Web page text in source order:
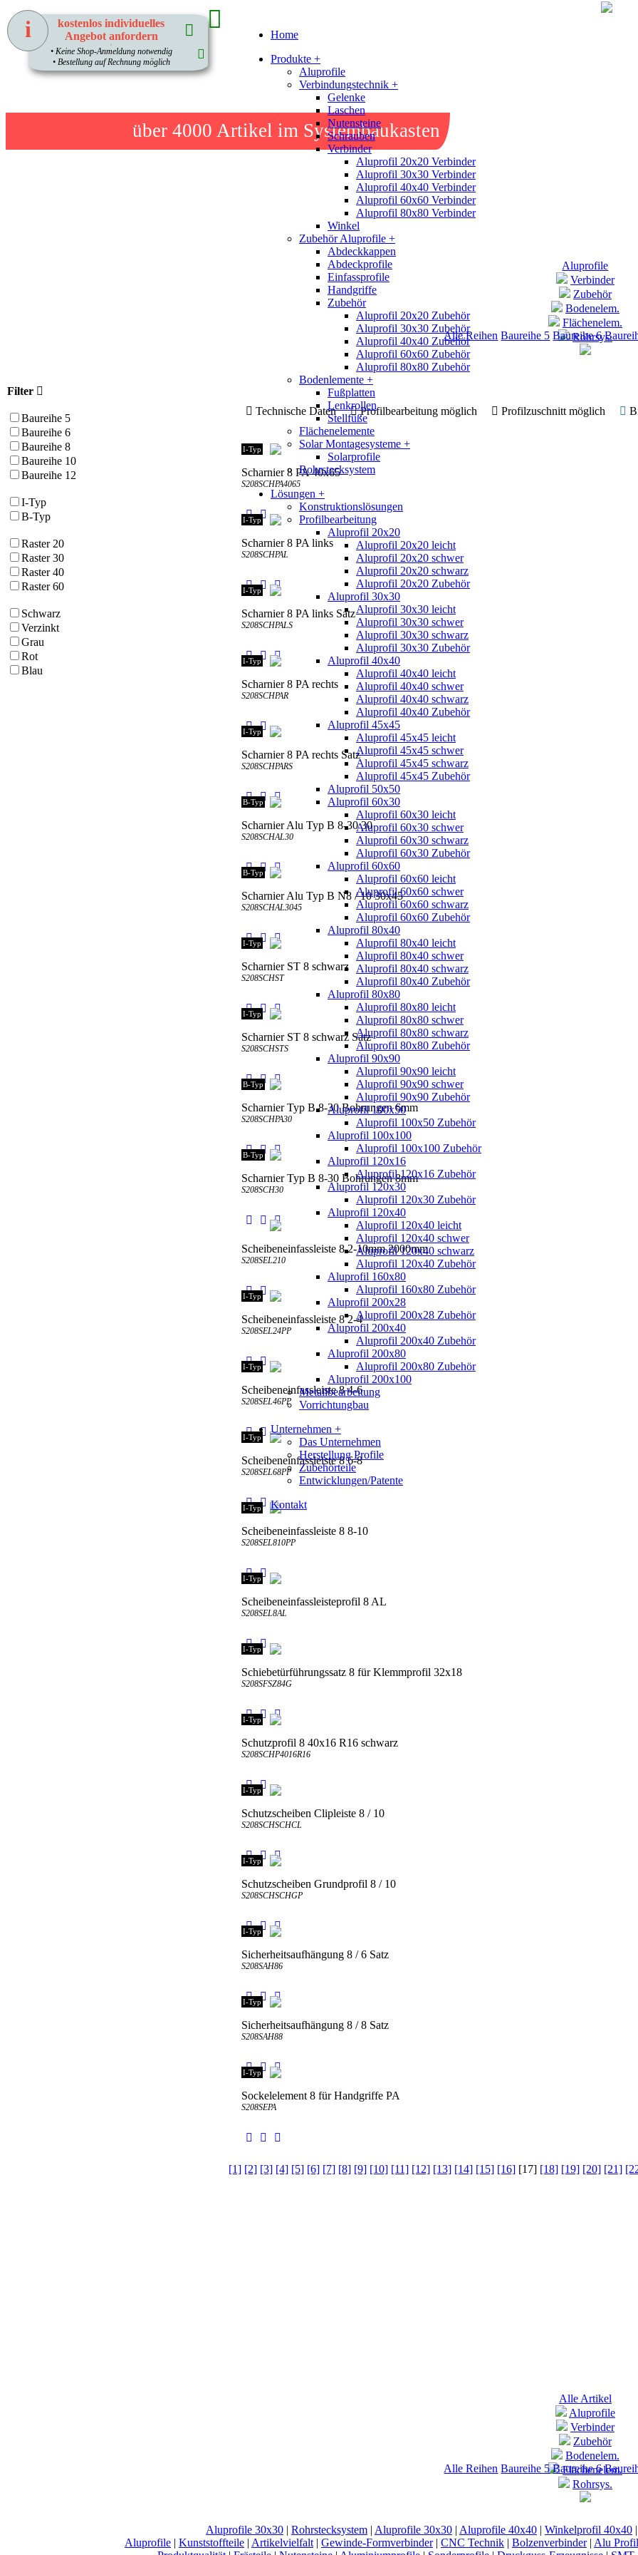
über 4000 Artikel im Systembaukasten
Home
Produkte +
Aluprofile
Verbindungstechnik +
Gelenke
Laschen
Nutensteine
Schrauben
Verbinder
Aluprofil 20x20 Verbinder
Aluprofil 30x30 Verbinder
Aluprofil 40x40 Verbinder
Aluprofil 60x60 Verbinder
Aluprofil 80x80 Verbinder
Winkel
Zubehör Aluprofile +
Abdeckkappen
Abdeckprofile
Einfassprofile
Handgriffe
Zubehör
Aluprofil 20x20 Zubehör
Aluprofil 30x30 Zubehör
Aluprofil 40x40 Zubehör
Aluprofil 60x60 Zubehör
Aluprofil 80x80 Zubehör
Bodenlemente +
Fußplatten
Lenkrollen
Stellfüße
Flächenelemente
Solar Montagesysteme +
Solarprofile
Rohrstecksystem
Lösungen +
Konstruktionslösungen
Profilbearbeitung
Aluprofil 20x20
Aluprofil 20x20 leicht
Aluprofil 20x20 schwer
Aluprofil 20x20 schwarz
Aluprofil 20x20 Zubehör
Aluprofil 30x30
Aluprofil 30x30 leicht
Aluprofil 30x30 schwer
Aluprofil 30x30 schwarz
Aluprofil 30x30 Zubehör
Aluprofil 40x40
Aluprofil 40x40 leicht
Aluprofil 40x40 schwer
Aluprofil 40x40 schwarz
Aluprofil 40x40 Zubehör
Aluprofil 45x45
Aluprofil 45x45 leicht
Aluprofil 45x45 schwer
Aluprofil 45x45 schwarz
Aluprofil 45x45 Zubehör
Aluprofil 50x50
Aluprofil 60x30
Aluprofil 60x30 leicht
Aluprofil 60x30 schwer
Aluprofil 60x30 schwarz
Aluprofil 60x30 Zubehör
Aluprofil 60x60
Aluprofil 60x60 leicht
Aluprofil 60x60 schwer
Aluprofil 60x60 schwarz
Aluprofil 60x60 Zubehör
Aluprofil 80x40
Aluprofil 80x40 leicht
Aluprofil 80x40 schwer
Aluprofil 80x40 schwarz
Aluprofil 80x40 Zubehör
Aluprofil 80x80
Aluprofil 80x80 leicht
Aluprofil 80x80 schwer
Aluprofil 80x80 schwarz
Aluprofil 80x80 Zubehör
Aluprofil 90x90
Aluprofil 90x90 leicht
Aluprofil 90x90 schwer
Aluprofil 90x90 Zubehör
Aluprofil 100x50
Aluprofil 100x50 Zubehör
Aluprofil 100x100
Aluprofil 100x100 Zubehör
Aluprofil 120x16
Aluprofil 120x16 Zubehör
Aluprofil 120x30
Aluprofil 120x30 Zubehör
Aluprofil 120x40
Aluprofil 120x40 leicht
Aluprofil 120x40 schwer
Aluprofil 120x40 schwarz
Aluprofil 120x40 Zubehör
Aluprofil 160x80
Aluprofil 160x80 Zubehör
Aluprofil 200x28
Aluprofil 200x28 Zubehör
Aluprofil 200x40
Aluprofil 200x40 Zubehör
Aluprofil 200x80
Aluprofil 200x80 Zubehör
Aluprofil 200x100
Metallbearbeitung
Vorrichtungbau
Unternehmen +
Das Unternehmen
Herstellung Profile
Zubehörteile
Entwicklungen/Patente
Kontakt
Aluprofile
Verbinder
Zubehör
Bodenelem.
Flächenelem.
Rohrsys.
Alle Reihen Baureihe 5 Baureihe 6
Technische Daten Profilbearbeitung möglich Profilzuschnitt möglich
Scharnier 8 PA 40x65
S208SCHPA4065
I-Typ
Scharnier 8 PA links
S208SCHPAL
I-Typ
Scharnier 8 PA links Satz
S208SCHPALS
I-Typ
Scharnier 8 PA rechts
S208SCHPAR
I-Typ
Scharnier 8 PA rechts Satz
S208SCHPARS
I-Typ
Scharnier Alu Typ B 8-30 30
S208SCHAL30
B-Typ
Scharnier Alu Typ B N8 / 10 30x45
S208SCHAL3045
B-Typ
Scharnier ST 8 schwarz
S208SCHST
I-Typ
Scharnier ST 8 schwarz Satz
S208SCHSTS
I-Typ
Scharnier Typ B 8-30 Bohrungen 6mm
S208SCHPA30
B-Typ
Scharnier Typ B 8-30 Bohrungen 8mm
S208SCH30
B-Typ
Scheibeneinfassleiste 8 2-10mm 2000mm
S208SEL210
Scheibeneinfassleiste 8 2-4
S208SEL24PP
I-Typ
Scheibeneinfassleiste 8 4-6
S208SEL46PP
I-Typ
Scheibeneinfassleiste 8 6-8
S208SEL68PP
I-Typ
Scheibeneinfassleiste 8 8-10
S208SEL810PP
I-Typ
Scheibeneinfassleisteprofil 8 AL
S208SEL8AL
I-Typ
Schiebetürführungssatz 8 für Klemmprofil 32x18
S208SFSZ84G
I-Typ
Schutzprofil 8 40x16 R16 schwarz
S208SCHP4016R16
I-Typ
Schutzscheiben Clipleiste 8 / 10
S208SCHSCHCL
I-Typ
Schutzscheiben Grundprofil 8 / 10
S208SCHSCHGP
I-Typ
Sicherheitsaufhängung 8 / 6 Satz
S208SAH86
I-Typ
Sicherheitsaufhängung 8 / 8 Satz
S208SAH88
I-Typ
Sockelelement 8 für Handgriffe PA
S208SEPA
I-Typ
[1] [2] [3] [4] [5] [6] [7] [8] [9] [10] [11] [12] [13] [14] [15] [16][17] [18] [19] [20] [21]
Filter
Baureihe 5
Baureihe 6
Baureihe 8
Baureihe 10
Baureihe 12
I-Typ
B-Typ
Raster 20
Raster 30
Raster 40
Raster 60
Schwarz
Verzinkt
Grau
Rot
Blau
Alle Artikel
Aluprofile
Verbinder
Zubehör
Bodenelem.
Flächenelem.
Rohrsys.
Alle Reihen Baureihe 5 Baureihe 6
Aluprofile 30x30| Rohrstecksystem| Aluprofile 30x30| Aluprofile 40x40| Winkelprofil 40x40|
Aluprofile| Kunststoffteile| Artikelvielfalt| Gewinde-Formverbinder| CNC Technik| Bolzenverbinder| Alu
kostenlos individuelles
Angebot anfordern
1
• Keine Shop-Anmeldung notwendig
• Bestellung auf Rechnung möglich
i